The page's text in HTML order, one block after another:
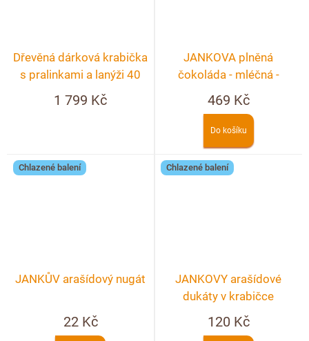
Dřevěná dárková krabička
s pralinkami a lanýži 40
1 799 Kč
JANKOVA plněná
čokoláda - mléčná -
nugátová
469 Kč
Do košíku
Chlazené balení
JANKŮV arašídový nugát
22 Kč
Chlazené balení
JANKOVY arašídové
dukáty v krabičce
120 Kč